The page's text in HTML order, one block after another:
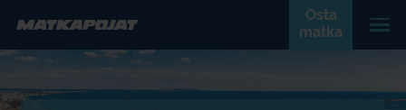
Osta
matka